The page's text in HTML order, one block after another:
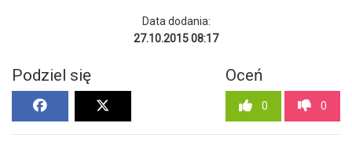
Data dodania:
27.10.2015 08:17
Podziel się Oceń
0 0